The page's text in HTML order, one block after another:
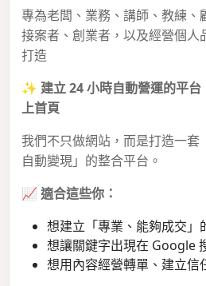
專為老闆、業務、講師、教練、
接案者、創業者，以及經營個人
打造
✨ 建立 24 小時自動營運的平
上首頁
我們不只做網站，而是打造一套
自動變現」的整合平台。
📈 適合這些你：
想建立「專業、能夠成交」
想讓關鍵字出現在 Google
想用內容經營轉單、建立信